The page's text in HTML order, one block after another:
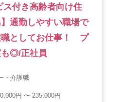
ス付き高齢者向け住
通勤しやすい職場で
職としてお仕事！ プ
も◎/正社員
・介護職
円 〜 235,000円